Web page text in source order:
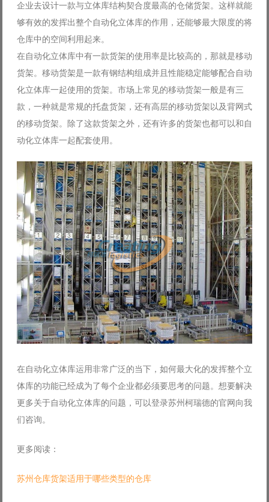
企业去设计一款与立体库结构契合度最高的仓储货架。这样就能
够有效的发挥出整个自动化立体库的作用，还能够最大限度的将
仓库中的空间利用起来。
在自动化立体库中有一款货架的使用率是比较高的，那就是移动
货架。移动货架是一款有钢结构组成并且性能稳定能够配合自动
化立体库一起使用的货架。市场上常见的移动货架一般是有三
款，一种就是常规的托盘货架，还有高层的移动货架以及背网式
的移动货架。除了这款货架之外，还有许多的货架也都可以和自
动化立体库一起配套使用。
在自动化立体库运用非常广泛的当下，如何最大化的发挥整个立
体库的功能已经成为了每个企业都必须要思考的问题。想要解决
更多关于自动化立体库的问题，可以登录苏州柯瑞德的官网向我
们咨询。
更多阅读：
苏州仓库货架适用于哪些类型的仓库